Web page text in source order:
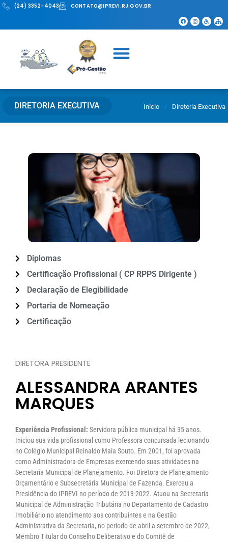
(24) 3352-4043 CONTATO@IPREVI.RJ.GOV.BR
DIRETORIA EXECUTIVA Início / Diretoria Executiva
Diplomas
Certificação Profissional ( CP RPPS Dirigente )
Declaração de Elegibilidade
Portaria de Nomeação
Certificação
DIRETORA PRESIDENTE
ALESSANDRA ARANTES
MARQUES
Experiência Profissional: Servidora pública municipal há 35 anos.
Iniciou sua vida profissional como Professora concursada lecionando
no Colégio Municipal Reinaldo Maia Souto. Em 2001, foi aprovada
como Administradora de Empresas exercendo suas atividades na
Secretaria Municipal de Planejamento. Foi Diretora de Planejamento
Orçamentário e Subsecretária Municipal de Fazenda. Exerceu a
Presidência do IPREVI no período de 2013-2022. Atuou na Secretaria
Municipal de Administração Tributária no Departamento de Cadastro
Imobiliário no atendimento aos contribuintes e na Gestão
Administrativa da Secretaria, no período de abril a setembro de 2022,
Membro Titular do Conselho Deliberativo e do Comitê de